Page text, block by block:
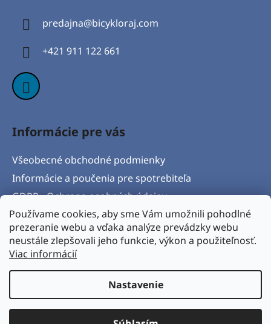
Používame cookies, aby sme Vám umožnili pohodlné
prezeranie webu a vďaka analýze prevádzky webu
neustále zlepšovali jeho funkcie, výkon a použiteľnosť.
Viac informácií
Nastavenie
predajna@bicykloraj.com
+421 911 122 661
Informácie pre vás
Všeobecné obchodné podmienky
Informácie a poučenia pre spotrebiteľa
GDPR - Ochrana osobných údajov
Formulár na odstúpenie od zmluvy
Postup pri vytknutí vady produktu a Reklamačný
protokol
Vytvoril Shoptet& Verteco.sk